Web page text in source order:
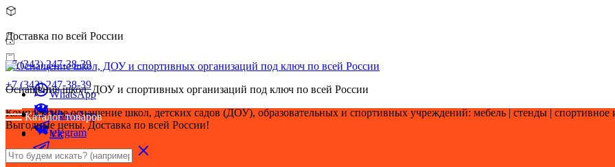
Доставка по всей России
+7 (343) 247-38-39
WhatsApp
Vk
telegram
+7 (343) 247-38-39
WhatsApp
Vk
telegram
Оснащение школ, ДОУ и спортивных организаций под ключ по всей России
Комплексное оснащение школ, детских садов (ДОУ), образовательных и спортивных учреждений: мебель | стенды | cпортивное
Выгодные цены. Доставка по всей России!
Каталог товаров